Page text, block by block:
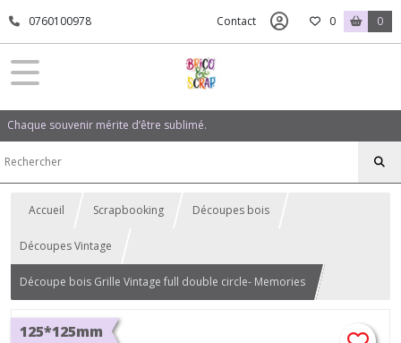
0760100978 Contact 0 0
Chaque souvenir mérite d’être sublimé.
Accueil Scrapbooking Découpes bois
Découpes Vintage
Découpe bois Grille Vintage full double circle- Memories
125*125mm